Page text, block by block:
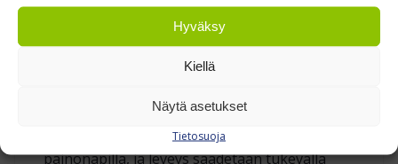
Hyväksy
Kiellä
Näytä asetukset
Tietosuoja
HENKILÖKOHTAINEN HIENOSÄÄTÖ
Istuinsyvyys liukuu 450 – 490 mm, joten
käyttäjät vaihtuvat. Käsinojat kuuluvat
vakiovarusteisiin: neljä korkeustasoa valitaan
painonapilla, ja leveys säädetään tukevalla